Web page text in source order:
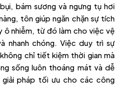
bám sương và ngưng tụ hơi
tôn giúp ngăn chặn sự tích
ô nhiễm, từ đó làm cho việc vệ
nhanh chóng. Việc duy trì sự
chỉ tiết kiệm thời gian mà
sống luôn thoáng mát và dễ
pháp tối ưu cho các công